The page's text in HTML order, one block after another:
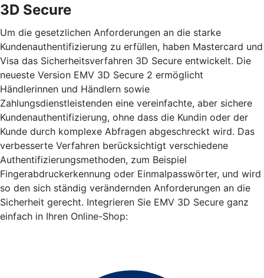
3D Secure
Um die gesetzlichen Anforderungen an die starke
Kundenauthentifizierung zu erfüllen, haben Mastercard und
Visa das Sicherheitsverfahren 3D Secure entwickelt. Die
neueste Version EMV 3D Secure 2 ermöglicht
Händlerinnen und Händlern sowie
Zahlungsdienstleistenden eine vereinfachte, aber sichere
Kundenauthentifizierung, ohne dass die Kundin oder der
Kunde durch komplexe Abfragen abgeschreckt wird. Das
verbesserte Verfahren berücksichtigt verschiedene
Authentifizierungsmethoden, zum Beispiel
Fingerabdruckerkennung oder Einmalpasswörter, und wird
so den sich ständig verändernden Anforderungen an die
Sicherheit gerecht. Integrieren Sie EMV 3D Secure ganz
einfach in Ihren Online-Shop: